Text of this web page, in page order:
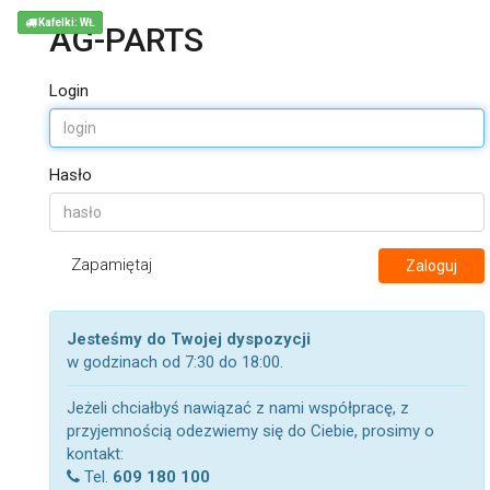
AG-PARTS
Login
Hasło
Zapamiętaj Zaloguj
Jesteśmy do Twojej dyspozycji
w godzinach od 7:30 do 18:00.
Jeżeli chciałbyś nawiązać z nami współpracę, z
przyjemnością odezwiemy się do Ciebie, prosimy o
kontakt:
Tel. 609 180 100
Kafelki: WŁ